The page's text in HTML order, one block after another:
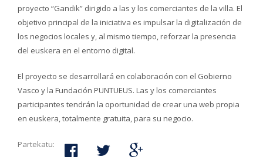
proyecto “Gandik” dirigido a las y los comerciantes de la villa. El
objetivo principal de la iniciativa es impulsar la digitalización de
los negocios locales y, al mismo tiempo, reforzar la presencia
del euskera en el entorno digital.
El proyecto se desarrollará en colaboración con el Gobierno
Vasco y la Fundación PUNTUEUS. Las y los comerciantes
participantes tendrán la oportunidad de crear una web propia
en euskera, totalmente gratuita, para su negocio.
Partekatu: